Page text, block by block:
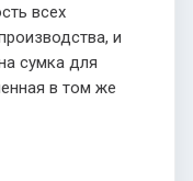
всех
и
сумка для
в том же